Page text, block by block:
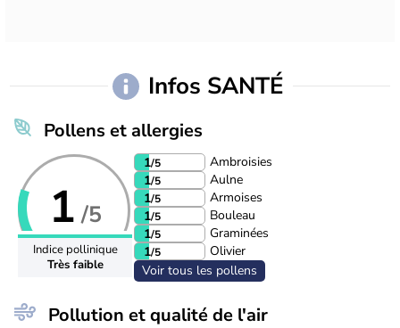
Infos SANTÉ
Pollens et allergies
1 /5
Indice pollinique
Très faible
1/5
Ambroisies
1/5
Aulne
1/5
Armoises
1/5
Bouleau
1/5
Graminées
1/5
Olivier
Voir tous les pollens
Pollution et qualité de l'air